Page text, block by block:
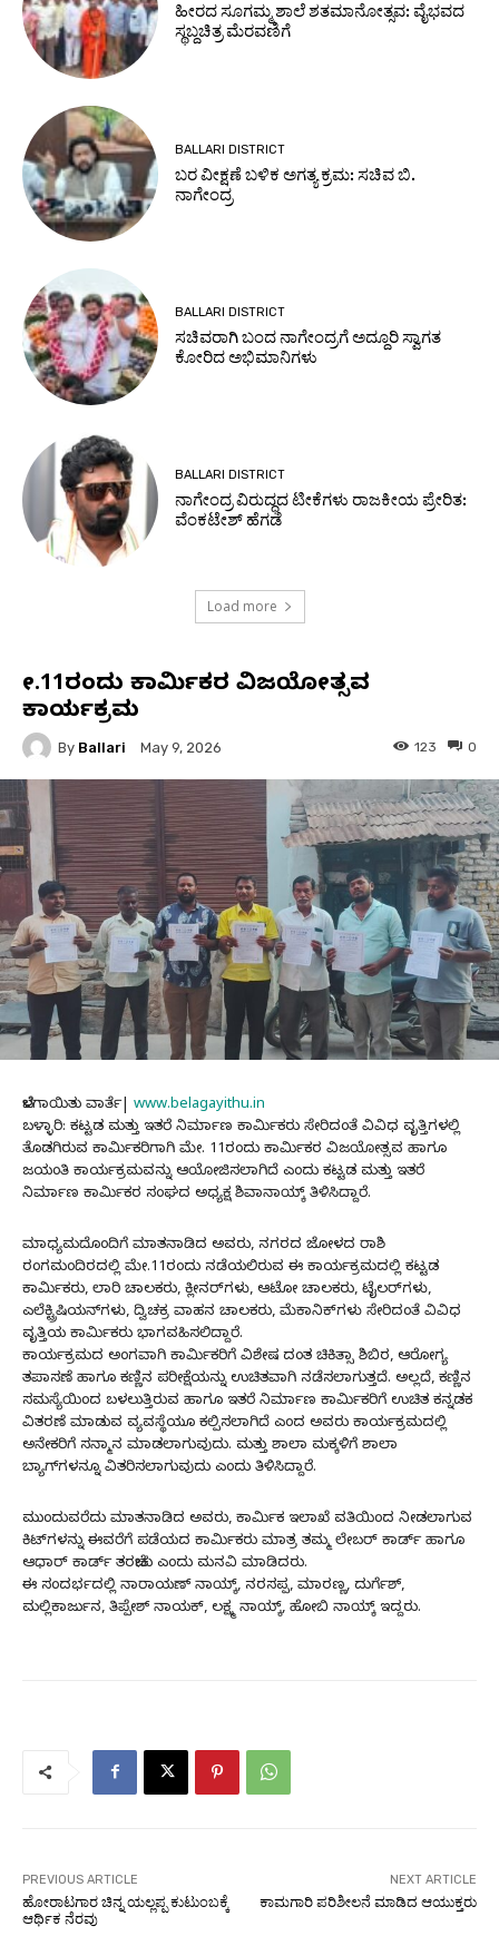
ಹೀರದ ಸೂಗಮ್ಮ ಶಾಲೆ ಶತಮಾನೋತ್ಸವ: ವೈಭವದ
ಸ್ಥಬ್ದಚಿತ್ರ ಮೆರವಣಿಗೆ
BALLARI DISTRICT
ಬರ ವೀಕ್ಷಣೆ ಬಳಿಕ ಅಗತ್ಯ ಕ್ರಮ: ಸಚಿವ ಬಿ.
ನಾಗೇಂದ್ರ
BALLARI DISTRICT
ಸಚಿವರಾಗಿ ಬಂದ ನಾಗೇಂದ್ರಗೆ ಅದ್ದೂರಿ ಸ್ವಾಗತ
ಕೋರಿದ ಅಭಿಮಾನಿಗಳು
BALLARI DISTRICT
ನಾಗೇಂದ್ರ ವಿರುದ್ಧದ ಟೀಕೆಗಳು ರಾಜಕೀಯ ಪ್ರೇರಿತ:
ವೆಂಕಟೇಶ್ ಹೆಗಡೆ
Load more